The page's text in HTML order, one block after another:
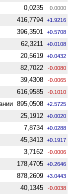
0,0235 0.0000
416,7794 +1.9216
396,3501 +0.5708
62,3211 +0.0108
20,5619 +0.0432
82,7022 -0.0080
39,4308 -0.0065
616,9585 -0.1010
895,0508 +2.5725
25,1912 +0.0020
7,8734 +0.0288
45,3413 +0.1917
3,7162 -0.0006
178,4705 +0.2646
878,2609 +3.0443
40,1345 -0.0038